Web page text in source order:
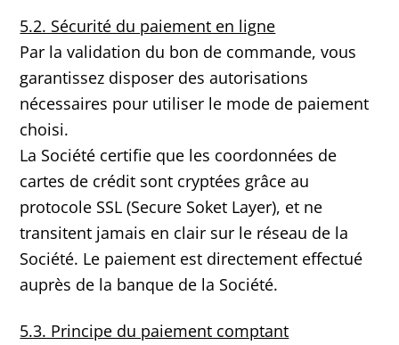
5.2. Sécurité du paiement en ligne
Par la validation du bon de commande, vous
garantissez disposer des autorisations
nécessaires pour utiliser le mode de paiement
choisi.
La Société certifie que les coordonnées de
cartes de crédit sont cryptées grâce au
protocole SSL (Secure Soket Layer), et ne
transitent jamais en clair sur le réseau de la
Société. Le paiement est directement effectué
auprès de la banque de la Société.
5.3. Principe du paiement comptant